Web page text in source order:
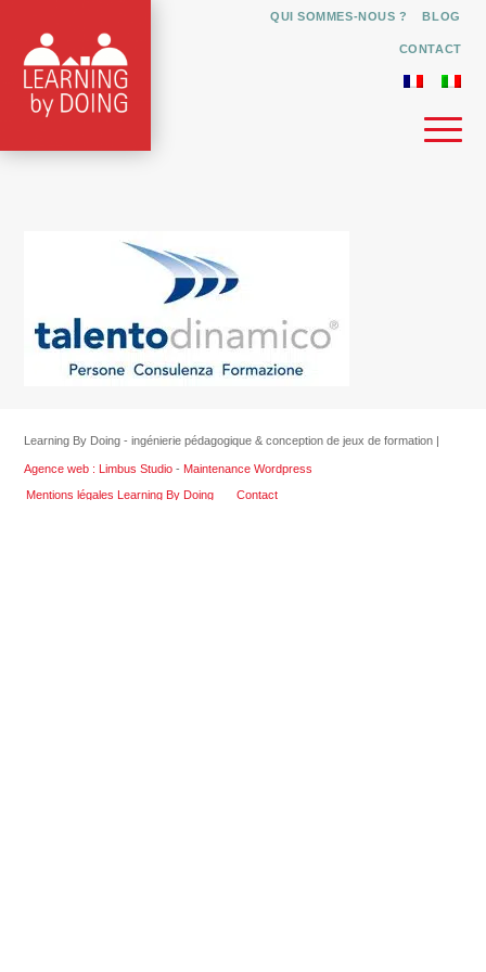
QUI SOMMES-NOUS ? BLOG
CONTACT
Learning By Doing - ingénierie pédagogique & conception de jeux de formation |
Agence web : Limbus Studio - Maintenance Wordpress
Mentions légales Learning By Doing
Contact